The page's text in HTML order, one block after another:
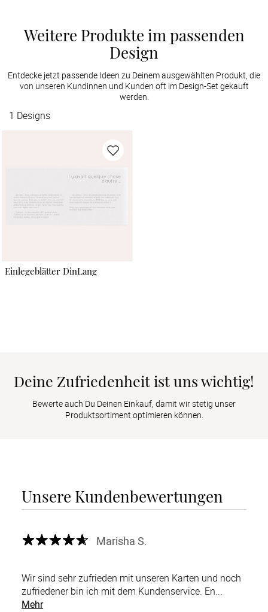
Weitere Produkte im passenden
Design
Entdecke jetzt passende Ideen zu Deinem ausgewählten Produkt, die
von unseren Kundinnen und Kunden oft im Design-Set gekauft
werden.
1 Designs
Einlegeblätter DinLang
Deine Zufriedenheit ist uns wichtig!
Bewerte auch Du Deinen Einkauf, damit wir stetig unser
Produktsortiment optimieren können.
Unsere Kundenbewertungen
Marisha S.
Wir sind sehr zufrieden mit unseren Karten und noch
zufriedener bin ich mit dem Kundenservice. En...
Mehr